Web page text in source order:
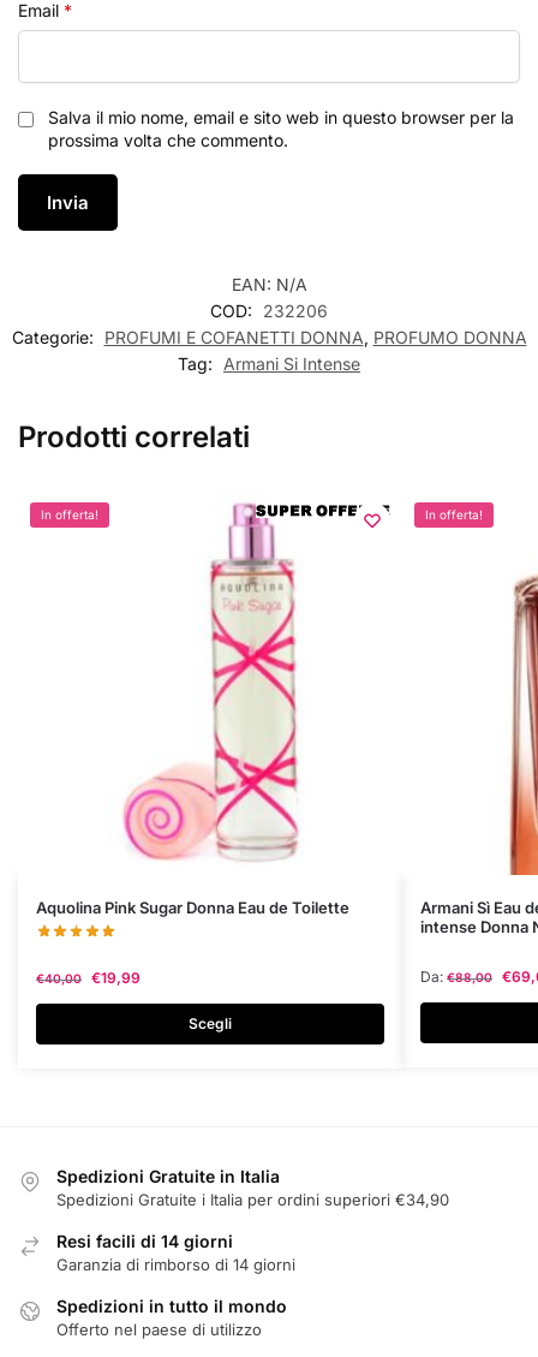
Email *
Salva il mio nome, email e sito web in questo browser per la
prossima volta che commento.
EAN: N/A
COD:
232206
Categorie:
PROFUMI E COFANETTI DONNA, PROFUMO DONNA
Tag:
Armani Si Intense
Prodotti correlati
In offerta!
Aquolina Pink Sugar Donna Eau de Toilette
€40,00 €19,99
Scegli
Questo
prodotto
Le
scelte
nella
del
In offerta!
Armani Sì Eau
intense Donna
Da: €88,00 €
Questo
prodotto
Le
nella
Spedizioni Gratuite in Italia
Spedizioni Gratuite i Italia per ordini superiori €34,90
Resi facili di 14 giorni
Garanzia di rimborso di 14 giorni
Spedizioni in tutto il mondo
Offerto nel paese di utilizzo